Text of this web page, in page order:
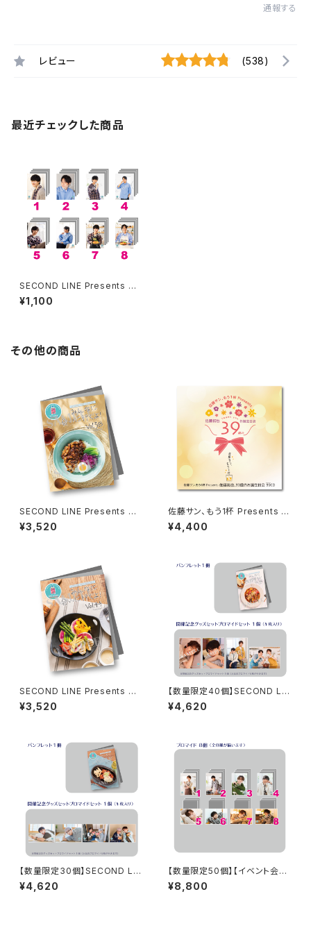
通報する
レビュー (538)
最近チェックした商品
SECOND LINE Presents み
んなに会いに行くよ! 第3回 in
静岡 ブロマイド ※ランダム販
¥1,100
その他の商品
SECOND LINE Presents み
んなに会いに行くよ! 第38回 in
富山 パンフレット
¥3,520
佐藤サン、もう1杯 Presents 佐
藤拓也、39歳のお誕生日会 39
（Thank you）CD
¥4,400
SECOND LINE Presents み
んなに会いに行くよ! 第44回 in
山形 パンフレット
¥3,520
【数量限定40個】SECOND LIN
E Presents みんなに会いに行
くよ! 第48回 in 長野 開催記念
¥4,620
【数量限定30個】SECOND LIN
E Presents みんなに会いに行
くよ! 第49回 in 静岡 開催記念
¥4,620
【数量限定50個】【イベント会場
特典付き】SECOND LINE Pre
sents みんなに会いに行くよ!
¥8,800